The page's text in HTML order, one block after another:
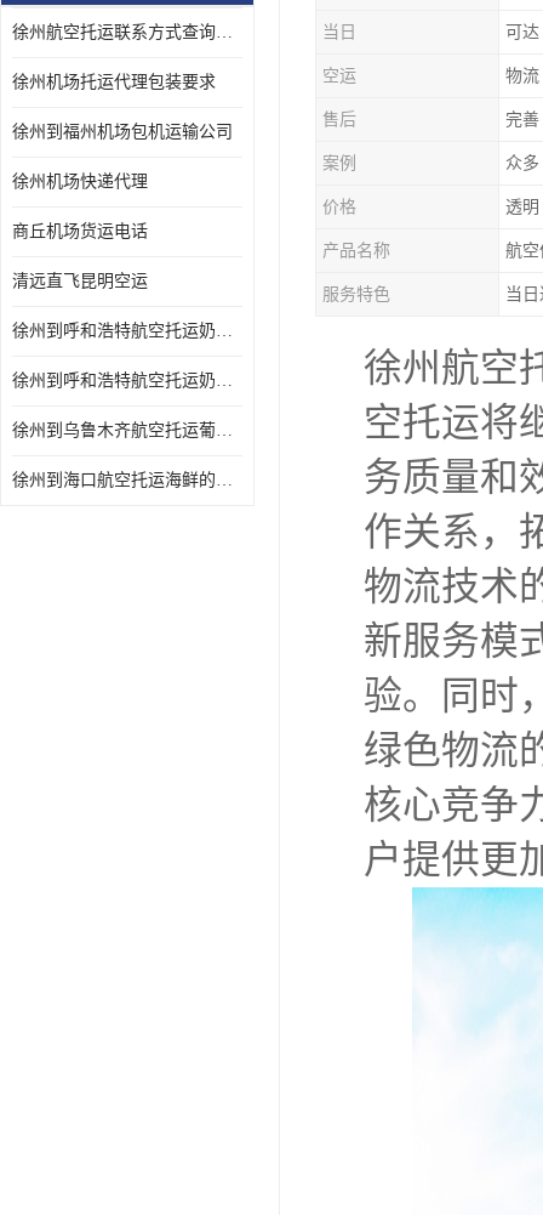
徐州航空托运联系方式查询网站
徐州机场托运代理包装要求
徐州到福州机场包机运输公司
徐州机场快递代理
商丘机场货运电话
清远直飞昆明空运
徐州到呼和浩特航空托运奶制品的规定 空运专线-一站式服务
徐州到呼和浩特航空托运奶制品的规定 当天办理当天到达
徐州到乌鲁木齐航空托运葡萄干的包装 空运专线-一站式服务
徐州到海口航空托运海鲜的运输时间 空运专线-一站式服务
当日 可达
空运 物流
售后 完善
案例 众多
价格 透明
产品名称 航空
服务特色 当
徐州航空
空托运将
务质量和
作关系，
物流技术
新服务模
验。同时
绿色物流
核心竞争
户提供更